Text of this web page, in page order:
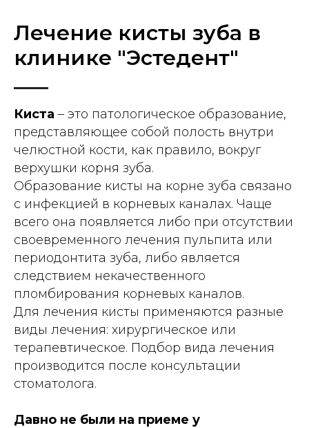
Лечение кисты зуба в
клинике "Эстедент"
Киста – это патологическое образование,
представляющее собой полость внутри
челюстной кости, как правило, вокруг
верхушки корня зуба.
Образование кисты на корне зуба связано
с инфекцией в корневых каналах. Чаще
всего она появляется либо при отсутствии
своевременного лечения пульпита или
периодонтита зуба, либо является
следствием некачественного
пломбирования корневых каналов.
Для лечения кисты применяются разные
виды лечения: хирургическое или
терапевтическое. Подбор вида лечения
производится после консультации
стоматолога.
Давно не были на приеме у